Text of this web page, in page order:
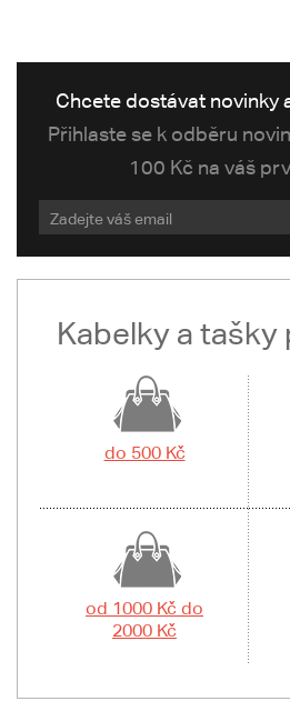
Chcete dostávat novinky
Přihlaste se k odběru
100 Kč na váš
Kabelky a
do 500 Kč
od 1000 Kč do
2000 Kč